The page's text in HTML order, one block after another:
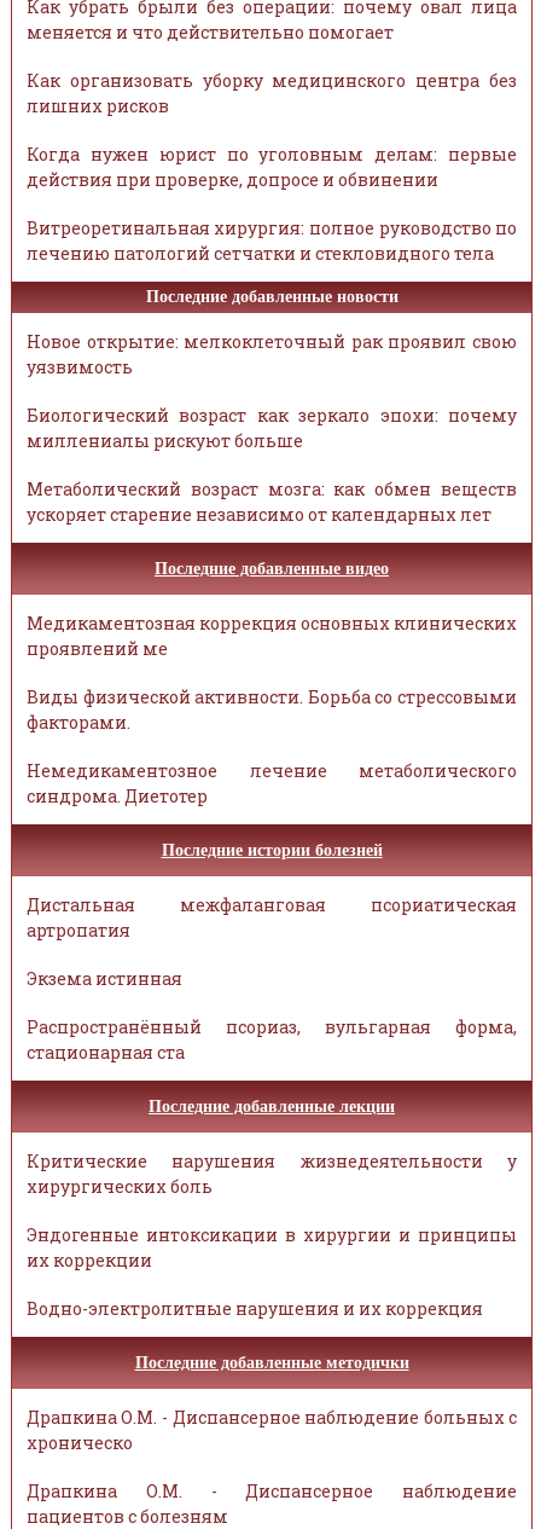
Как убрать брыли без операции: почему овал лица
меняется и что действительно помогает
Как организовать уборку медицинского центра без
лишних рисков
Когда нужен юрист по уголовным делам: первые
действия при проверке, допросе и обвинении
Витреоретинальная хирургия: полное руководство по
лечению патологий сетчатки и стекловидного тела
Последние добавленные новости
Новое открытие: мелкоклеточный рак проявил свою
уязвимость
Биологический возраст как зеркало эпохи: почему
миллениалы рискуют больше
Метаболический возраст мозга: как обмен веществ
ускоряет старение независимо от календарных лет
Последние добавленные видео
Медикаментозная коррекция основных клинических
проявлений ме
Виды физической активности. Борьба со стрессовыми
факторами.
Немедикаментозное лечение метаболического
синдрома. Диетотер
Последние истории болезней
Дистальная межфаланговая псориатическая
артропатия
Экзема истинная
Распространённый псориаз, вульгарная форма,
стационарная ста
Последние добавленные лекции
Критические нарушения жизнедеятельности у
хирургических боль
Эндогенные интоксикации в хирургии и принципы
их коррекции
Водно-электролитные нарушения и их коррекция
Последние добавленные методички
Драпкина О.М. - Диспансерное наблюдение больных с
хроническо
Драпкина О.М. - Диспансерное наблюдение
пациентов с болезням